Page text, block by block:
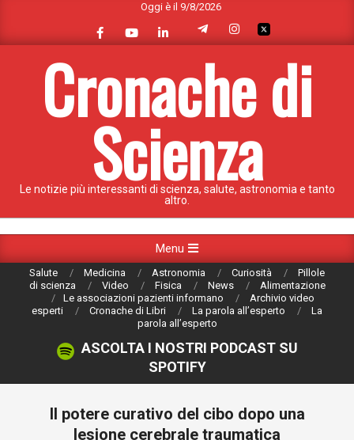
content
Oggi è il 9/8/2026
Cronache di
Scienza
Le notizie più interessanti di scienza, salute, astronomia e tanto
altro.
Navigation
Menu
Salute Medicina Astronomia Curiosità
Pillole
di scienza
Video Fisica News
Alimentazione
Le associazioni pazienti informano
Archivio video
esperti
Cronache di Libri La parola all’esperto
La
parola all’esperto
ASCOLTA I NOSTRI PODCAST SU
SPOTIFY
Il potere curativo del cibo dopo una
lesione cerebrale traumatica